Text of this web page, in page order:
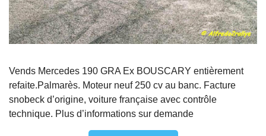
Vends Mercedes 190 GRA Ex BOUSCARY entièrement
refaite.Palmarès. Moteur neuf 250 cv au banc. Facture
snobeck d’origine, voiture française avec contrôle
technique. Plus d’informations sur demande